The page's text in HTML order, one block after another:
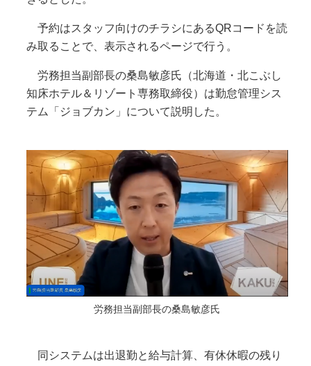
予約はスタッフ向けのチラシにあるQRコードを読
み取ることで、表示されるページで行う。
労務担当副部長の桑島敏彦氏（北海道・北こぶし
知床ホテル＆リゾート専務取締役）は勤怠管理シス
テム「ジョブカン」について説明した。
労務担当副部長の桑島敏彦氏
同システムは出退勤と給与計算、有休休暇の残り